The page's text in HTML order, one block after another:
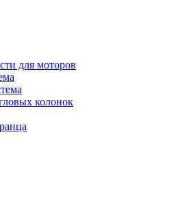
для моторов
колонок